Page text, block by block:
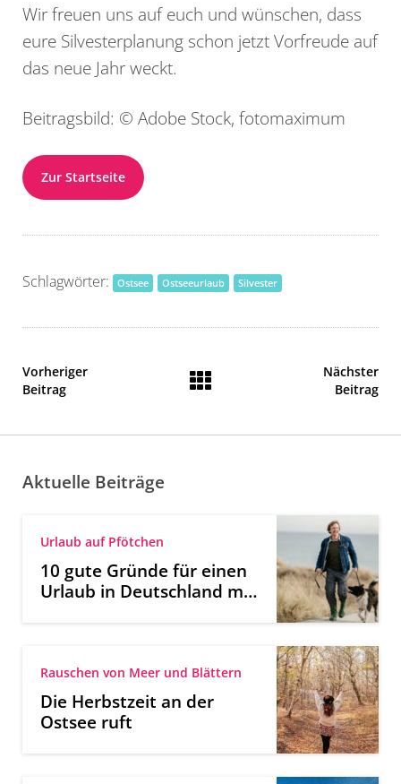
Wir freuen uns auf euch und wünschen, dass
eure Silvesterplanung schon jetzt Vorfreude auf
das neue Jahr weckt.
Beitragsbild: © Adobe Stock, fotomaximum
Zur Startseite
Schlagwörter: Ostsee Ostseeurlaub Silvester
Vorheriger
Beitrag
Nächster
Beitrag
Aktuelle Beiträge
Urlaub auf Pfötchen
10 gute Gründe für einen
Urlaub in Deutschland mit
Rauschen von Meer und Blättern
Die Herbstzeit an der
Ostsee ruft